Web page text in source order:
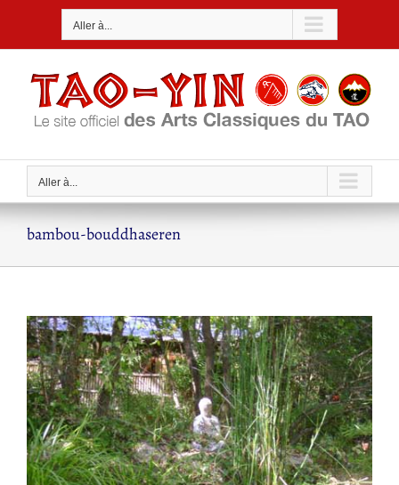
Aller à...
Aller à...
bambou-bouddhaseren